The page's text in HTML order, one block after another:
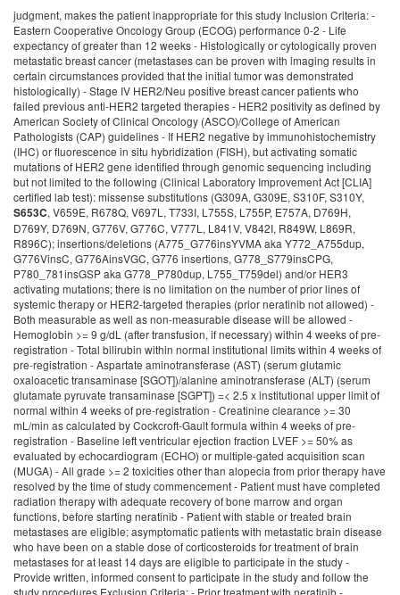
judgment, makes the patient inappropriate for this study Inclusion Criteria: -
Eastern Cooperative Oncology Group (ECOG) performance 0-2 - Life
expectancy of greater than 12 weeks - Histologically or cytologically proven
metastatic breast cancer (metastases can be proven with imaging results in
certain circumstances provided that the initial tumor was demonstrated
histologically) - Stage IV HER2/Neu positive breast cancer patients who
failed previous anti-HER2 targeted therapies - HER2 positivity as defined by
American Society of Clinical Oncology (ASCO)/College of American
Pathologists (CAP) guidelines - If HER2 negative by immunohistochemistry
(IHC) or fluorescence in situ hybridization (FISH), but activating somatic
mutations of HER2 gene identified through genomic sequencing including
but not limited to the following (Clinical Laboratory Improvement Act [CLIA]
certified lab test): missense substitutions (G309A, G309E, S310F, S310Y,
S653C, V659E, R678Q, V697L, T733I, L755S, L755P, E757A, D769H,
D769Y, D769N, G776V, G776C, V777L, L841V, V842I, R849W, L869R,
R896C); insertions/deletions (A775_G776insYVMA aka Y772_A755dup,
G776VinsC, G776AinsVGC, G776 insertions, G778_S779insCPG,
P780_781insGSP aka G778_P780dup, L755_T759del) and/or HER3
activating mutations; there is no limitation on the number of prior lines of
systemic therapy or HER2-targeted therapies (prior neratinib not allowed) -
Both measurable as well as non-measurable disease will be allowed -
Hemoglobin >= 9 g/dL (after transfusion, if necessary) within 4 weeks of pre-
registration - Total bilirubin within normal institutional limits within 4 weeks of
pre-registration - Aspartate aminotransferase (AST) (serum glutamic
oxaloacetic transaminase [SGOT])/alanine aminotransferase (ALT) (serum
glutamate pyruvate transaminase [SGPT]) =< 2.5 x institutional upper limit of
normal within 4 weeks of pre-registration - Creatinine clearance >= 30
mL/min as calculated by Cockcroft-Gault formula within 4 weeks of pre-
registration - Baseline left ventricular ejection fraction LVEF >= 50% as
evaluated by echocardiogram (ECHO) or multiple-gated acquisition scan
(MUGA) - All grade >= 2 toxicities other than alopecia from prior therapy have
resolved by the time of study commencement - Patient must have completed
radiation therapy with adequate recovery of bone marrow and organ
functions, before starting neratinib - Patient with stable or treated brain
metastases are eligible; asymptomatic patients with metastatic brain disease
who have been on a stable dose of corticosteroids for treatment of brain
metastases for at least 14 days are eligible to participate in the study -
Provide written, informed consent to participate in the study and follow the